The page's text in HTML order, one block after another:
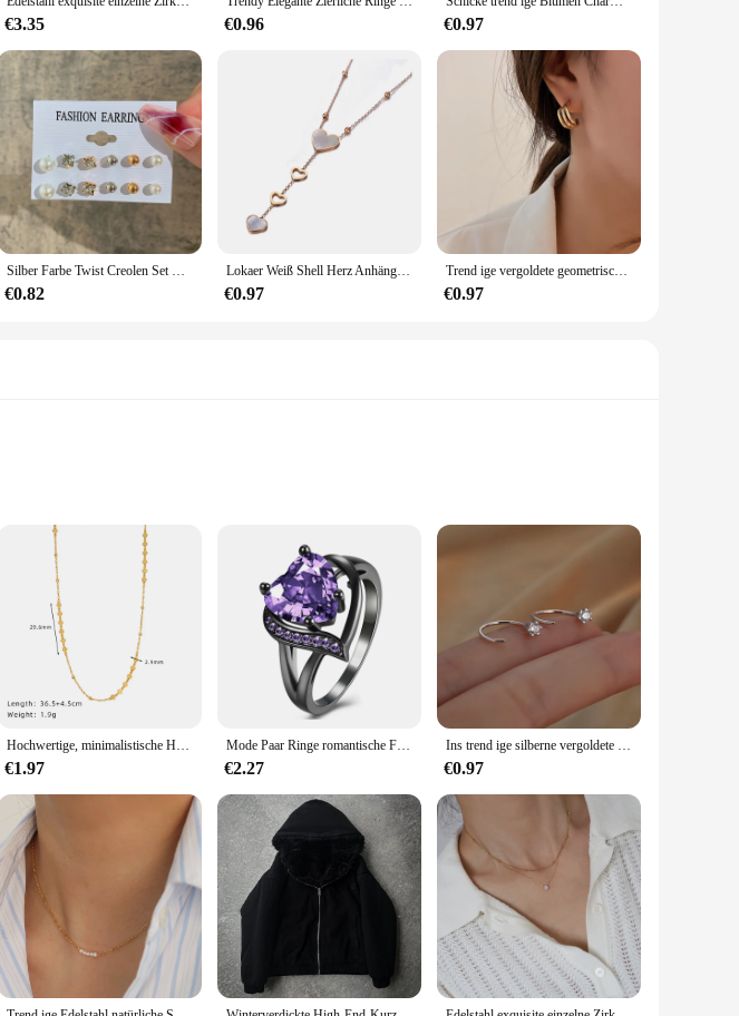
€3.35 €0.96 €0.97
Silber Farbe Twist Creolen Set Brincos Herz Perle Creolen Vintage Metall geometrische Ohrringe für Frauen trend ige Schmuck
€0.82
Lokaer Weiß Shell Herz Anhänger Halsketten Für Frauen Mädchen Trendy Edelstahl Y Halskette Schmuck collier femme N19195
€0.97
Trend ige vergoldete geometrische Zahnrad form Kreis Creolen für Frauen Mädchen Mode Zirkon Schmuck Schnalle Typ
€0.97
your traditional attire. Crafted from premium quality fabric, these armbänders offer a
with a keen eye for style, these armbänders are not just functional but also serve as a
to suit any occasion. Their one-size-fits-most design ensures that they are comfortable for
to add a chic touch to their saree collection. The armbänders' lightweight nature ensures
its beauty. These armbänders are a must-have for saree enthusiasts, vendors, and
Their sleek design and practicality make them a top choice for those who value both
let your saree make a lasting impression at every event.
Hochwertige, minimalistische Halskette aus Edelstahl, wasserdicht, Basic, klassisch, trendiger Schmuck
€1.97
Mode Paar Ringe romantische Frauen Herz lila Strass Zirkon Ring trend ige Männer Edelstahl Ringe Ehering Schmuck
€2.27
Ins trend ige silberne vergoldete Ohrringe für Frauen Hochglanz schmuck süße coole Temperament Accessoires
€0.97